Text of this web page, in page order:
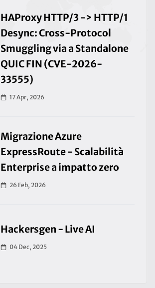
HAProxy HTTP/3 -> HTTP/1
Desync: Cross-Protocol
Smuggling via a Standalone
QUIC FIN (CVE-2026-
33555)
17 Apr, 2026
Migrazione Azure
ExpressRoute - Scalabilità
Enterprise a impatto zero
26 Feb, 2026
Hackersgen - Live AI
04 Dec, 2025